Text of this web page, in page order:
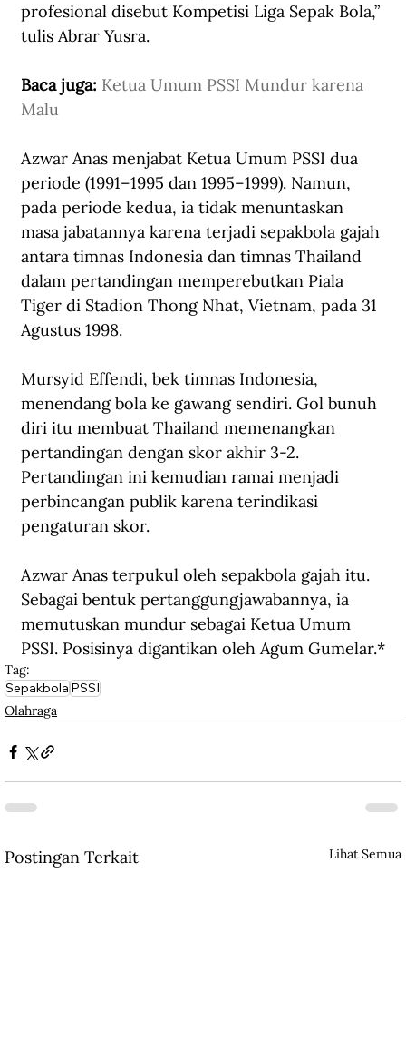
profesional disebut Kompetisi Liga Sepak Bola,”
tulis Abrar Yusra.
Baca juga: Ketua Umum PSSI Mundur karena
Malu
Azwar Anas menjabat Ketua Umum PSSI dua
periode (1991–1995 dan 1995–1999). Namun,
pada periode kedua, ia tidak menuntaskan
masa jabatannya karena terjadi sepakbola gajah
antara timnas Indonesia dan timnas Thailand
dalam pertandingan memperebutkan Piala
Tiger di Stadion Thong Nhat, Vietnam, pada 31
Agustus 1998.
Mursyid Effendi, bek timnas Indonesia,
menendang bola ke gawang sendiri. Gol bunuh
diri itu membuat Thailand memenangkan
pertandingan dengan skor akhir 3-2.
Pertandingan ini kemudian ramai menjadi
perbincangan publik karena terindikasi
pengaturan skor.
Azwar Anas terpukul oleh sepakbola gajah itu.
Sebagai bentuk pertanggungjawabannya, ia
memutuskan mundur sebagai Ketua Umum
PSSI. Posisinya digantikan oleh Agum Gumelar.*
Tag:
SepakbolaPSSI
Olahraga
Postingan Terkait Lihat Semua